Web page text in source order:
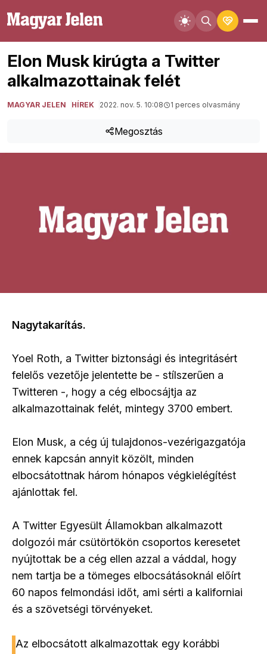
Elon Musk kirúgta a Twitter
alkalmazottainak felét
MAGYAR JELEN HÍREK 2022. nov. 5. 10:08 1 perces olvasmány
Megosztás
Nagytakarítás.
Yoel Roth, a Twitter biztonsági és integritásért
felelős vezetője jelentette be - stílszerűen a
Twitteren -, hogy a cég elbocsájtja az
alkalmazottainak felét, mintegy 3700 embert.
Elon Musk, a cég új tulajdonos-vezérigazgatója
ennek kapcsán annyit közölt, minden
elbocsátottnak három hónapos végkielégítést
ajánlottak fel.
A Twitter Egyesült Államokban alkalmazott
dolgozói már csütörtökön csoportos keresetet
nyújtottak be a cég ellen azzal a váddal, hogy
nem tartja be a tömeges elbocsátásoknál előírt
60 napos felmondási időt, ami sérti a kaliforniai
és a szövetségi törvényeket.
Az elbocsátott alkalmazottak egy korábbi